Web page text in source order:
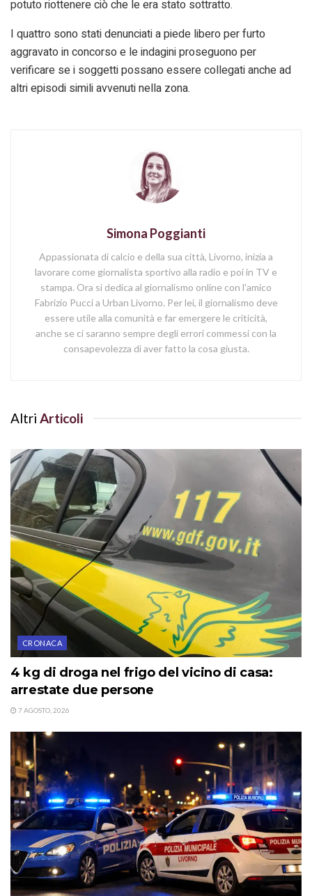
potuto riottenere ciò che le era stato sottratto.
I quattro sono stati denunciati a piede libero per furto
aggravato in concorso e le indagini proseguono per
verificare se i soggetti possano essere collegati anche ad
altri episodi simili avvenuti nella zona.
Simona Poggianti
Appassionata di calcio e della sua città, Livorno, inizia a
lavorare come giornalista sportivo alla radio e poi in TV e
stampa. Ora si dedica al giornalismo online con l'amico
Fabrizio Pucci a Urban Livorno. Per lei, il giornalismo deve
essere utile alla comunità e far emergere le criticità,
anche se ci saranno sempre degli errori commessi con la
consapevolezza di aver fatto la cosa giusta.
Altri Articoli
CRONACA
4 kg di droga nel frigo del vicino di casa:
arrestate due persone
7 AGOSTO, 2026